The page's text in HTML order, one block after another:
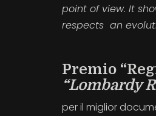
point of view. It
respects an
Premio
“Lombardy
per il miglior